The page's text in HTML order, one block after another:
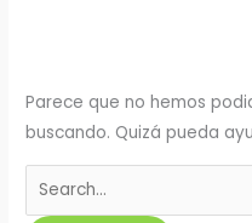
Parece que no hemos
buscando. Quizá pueda
Buscar
por: